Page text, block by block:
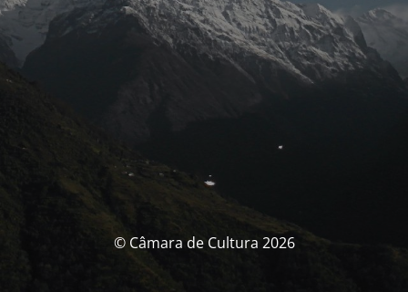
© Câmara de Cultura 2026